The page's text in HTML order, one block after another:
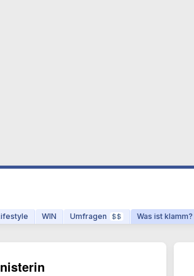
WIN Umfragen $$ Was ist klamm?